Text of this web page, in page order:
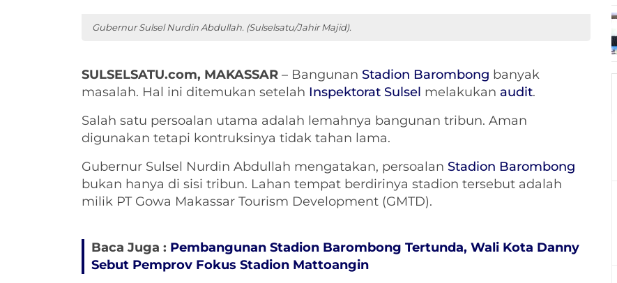
Gubernur Sulsel Nurdin Abdullah. (Sulselsatu/Jahir Majid).
SULSELSATU.com, MAKASSAR – Bangunan Stadion Barombong banyak
masalah. Hal ini ditemukan setelah Inspektorat Sulsel melakukan audit.
Salah satu persoalan utama adalah lemahnya bangunan tribun. Aman
digunakan tetapi kontruksinya tidak tahan lama.
Gubernur Sulsel Nurdin Abdullah mengatakan, persoalan Stadion Barombong
bukan hanya di sisi tribun. Lahan tempat berdirinya stadion tersebut adalah
milik PT Gowa Makassar Tourism Development (GMTD).
Baca Juga : Pembangunan Stadion Barombong Tertunda, Wali Kota Danny
Sebut Pemprov Fokus Stadion Mattoangin